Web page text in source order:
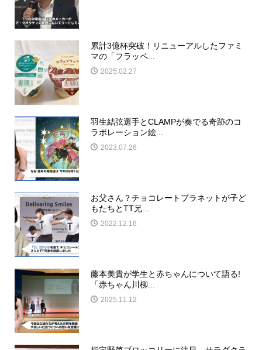
累計3億杯突破！リニューアルしたファミ
マの「フラッペ...
2025.02.27
羽生結弦選手とCLAMPが奏でる奇跡のコ
ラボレーション絵...
2023.07.26
お父さん？チョコレートプラネットが子ど
もたちとTT兄...
2022.12.16
藤本美貴が学生と赤ちゃんについて語る!
「赤ちゃん川柳...
2025.11.12